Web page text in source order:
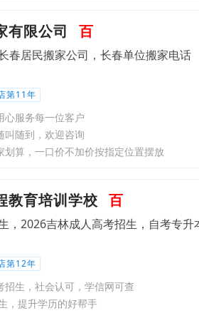
有限公司 百
春居民搬家公司，长春单位搬家电话
第11年
心服务每一位客户
叫随到，欢迎咨询
算，一口价不加价按指定位置摆放
教育培训学校 百
，2026吉林成人高考招生，自考专升
第12年
生，社会认可，学信网可查
，提升学历的好帮手